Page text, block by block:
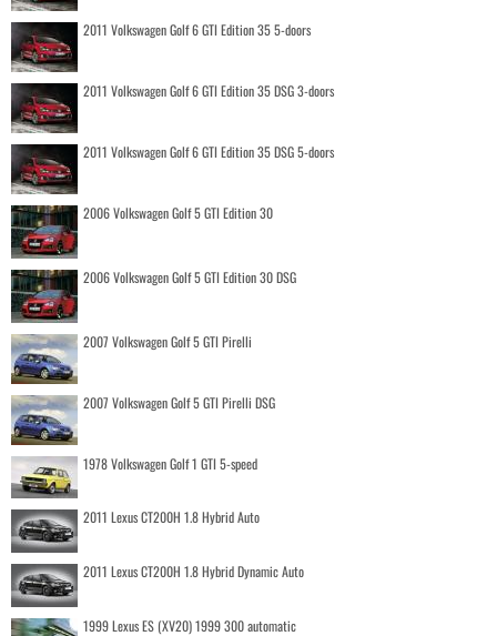
2011 Volkswagen Golf 6 GTI Edition 35 5-doors
2011 Volkswagen Golf 6 GTI Edition 35 DSG 3-doors
2011 Volkswagen Golf 6 GTI Edition 35 DSG 5-doors
2006 Volkswagen Golf 5 GTI Edition 30
2006 Volkswagen Golf 5 GTI Edition 30 DSG
2007 Volkswagen Golf 5 GTI Pirelli
2007 Volkswagen Golf 5 GTI Pirelli DSG
1978 Volkswagen Golf 1 GTI 5-speed
2011 Lexus CT200H 1.8 Hybrid Auto
2011 Lexus CT200H 1.8 Hybrid Dynamic Auto
1999 Lexus ES (XV20) 1999 300 automatic